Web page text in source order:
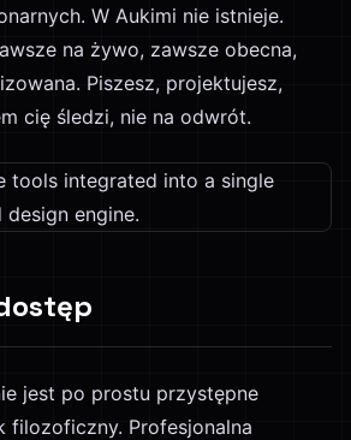
W Aukimi nie istnieje.
na żywo, zawsze obecna,
Piszesz, projektujesz,
cię śledzi, nie na odwrót.
jest po prostu przystępne
Profesjonalna